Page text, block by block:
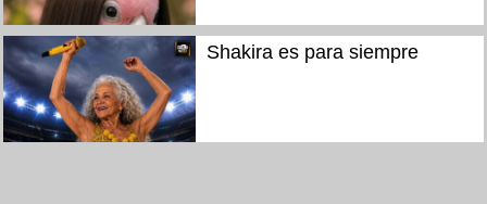
Shakira es para siempre